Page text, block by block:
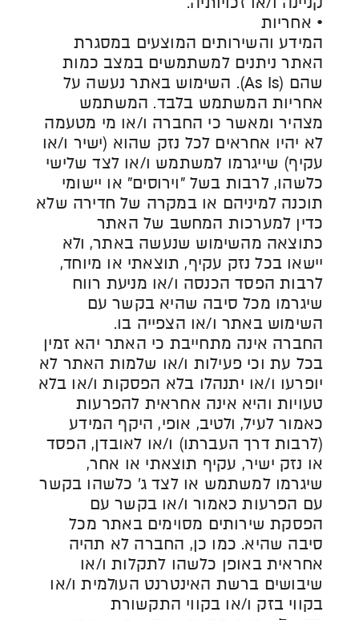
• אחריות
המידע והשירותים המוצעים במסגרת
האתר ניתנים למשתמשים במצב כמות
שהם (As Is). השימוש באתר נעשה על
אחריות המשתמש בלבד. המשתמש
מצהיר ומאשר כי החברה ו/או מי מטעמה
לא יהיו אחראים לכל נזק שהוא (ישיר ו/או
עקיף) שייגרמו למשתמש ו/או לצד שלישי
כלשהו, לרבות בשל "וירוסים" או יישומי
תוכנה למיניהם או במקרה של חדירה שלא
כדין למערכות המחשב של האתר
כתוצאה מהשימוש שנעשה באתר, ולא
יישאו בכל נזק עקיף, תוצאתי או מיוחד,
לרבות הפסד הכנסה ו/או מניעת רווח
שיגרמו מכל סיבה שהיא בקשר עם
השימוש באתר ו/או הצפייה בו.
החברה אינה מתחייבת כי האתר יהא זמין
בכל עת וכי פעילות ו/או שלמות האתר לא
יופרעו ו/או יתנהלו בלא הפסקות ו/או בלא
טעויות והיא אינה אחראית להפרעות
כאמור לעיל, ולטיב, אופי, היקף המידע
(לרבות דרך העברתו) ו/או לאובדן, הפסד
או נזק ישיר, עקיף תוצאתי או אחר,
שיגרמו למשתמש או לצד ג' כלשהו בקשר
עם הפרעות כאמור ו/או בקשר עם
הפסקת שירותים מסוימים באתר מכל
סיבה שהיא. כמו כן, החברה לא תהיה
אחראית באופן כלשהו לתקלות ו/או
שיבושים ברשת האינטרנט העולמית ו/או
בקווי בזק ו/או בקווי התקשורת